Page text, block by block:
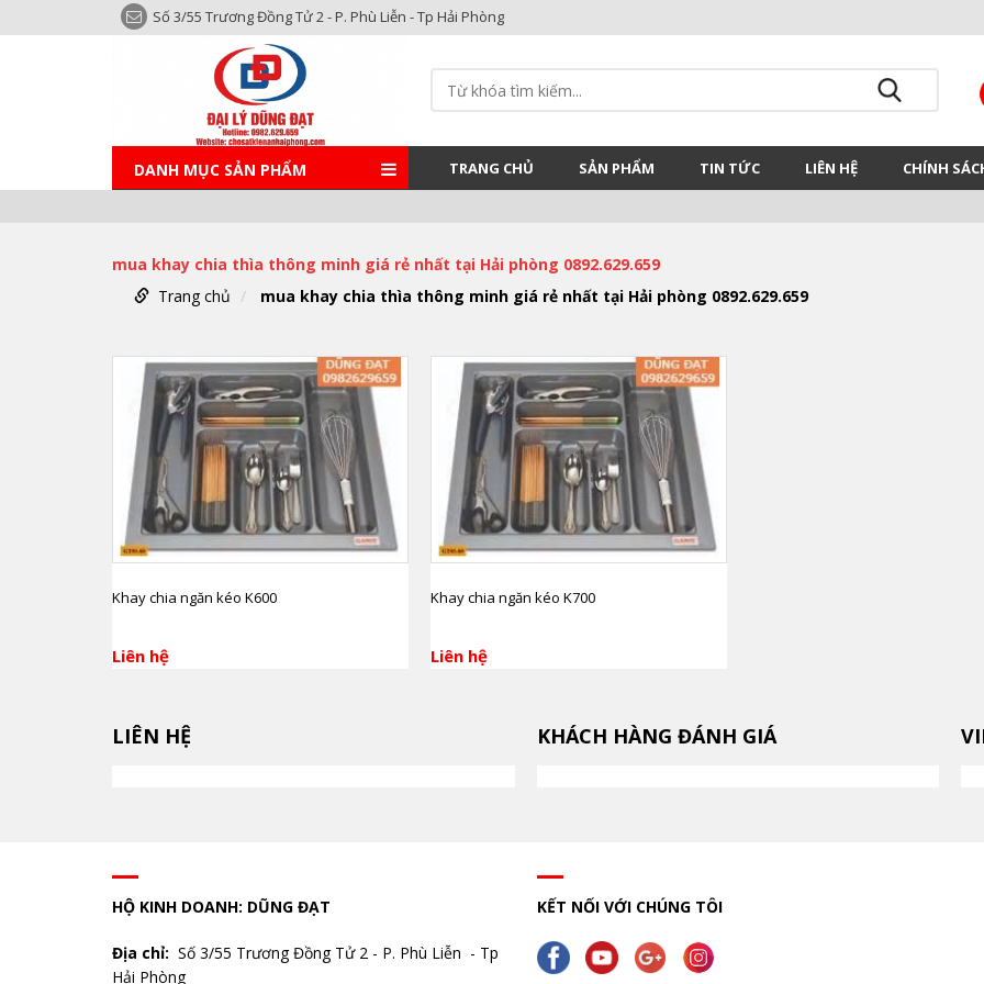
Số 3/55 Trương Đồng Tử 2 - P. Phù Liễn - Tp Hải Phòng
DANH MỤC SẢN PHẨM TRANG CHỦ SẢN PHẨM TIN TỨC LIÊN HỆ CHÍNH
mua khay chia thìa thông minh giá rẻ nhất tại Hải phòng 0892.629.659
Trang chủ
mua khay chia thìa thông minh giá rẻ nhất tại Hải phòng 0892.629.659
Khay chia ngăn kéo K600
Liên hệ
Khay chia ngăn kéo K700
Liên hệ
LIÊN HỆ KHÁCH HÀNG ĐÁNH GIÁ
HỘ KINH DOANH: DŨNG ĐẠT
Địa chỉ: Số 3/55 Trương Đồng Tử 2 - P. Phù Liễn - Tp
Hải Phòng
KẾT NỐI VỚI CHÚNG TÔI